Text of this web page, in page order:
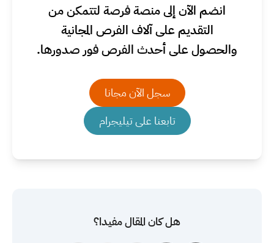
انضم الآن إلى منصة فرصة لتتمكن من
التقديم على آلاف الفرص المجانية
والحصول على أحدث الفرص فور صدورها.
سجل الآن مجانا
تابعنا على تيليجرام
هل كان المقال مفيدا؟